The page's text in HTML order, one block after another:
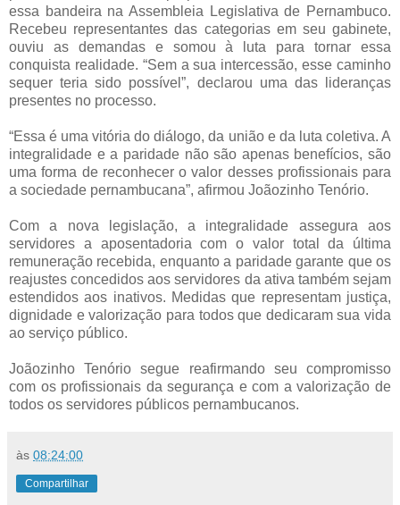
essa bandeira na Assembleia Legislativa de Pernambuco.
Recebeu representantes das categorias em seu gabinete,
ouviu as demandas e somou à luta para tornar essa
conquista realidade. “Sem a sua intercessão, esse caminho
sequer teria sido possível”, declarou uma das lideranças
presentes no processo.
“Essa é uma vitória do diálogo, da união e da luta coletiva. A
integralidade e a paridade não são apenas benefícios, são
uma forma de reconhecer o valor desses profissionais para
a sociedade pernambucana”, afirmou Joãozinho Tenório.
Com a nova legislação, a integralidade assegura aos
servidores a aposentadoria com o valor total da última
remuneração recebida, enquanto a paridade garante que os
reajustes concedidos aos servidores da ativa também sejam
estendidos aos inativos. Medidas que representam justiça,
dignidade e valorização para todos que dedicaram sua vida
ao serviço público.
Joãozinho Tenório segue reafirmando seu compromisso
com os profissionais da segurança e com a valorização de
todos os servidores públicos pernambucanos.
às 08:24:00
Compartilhar